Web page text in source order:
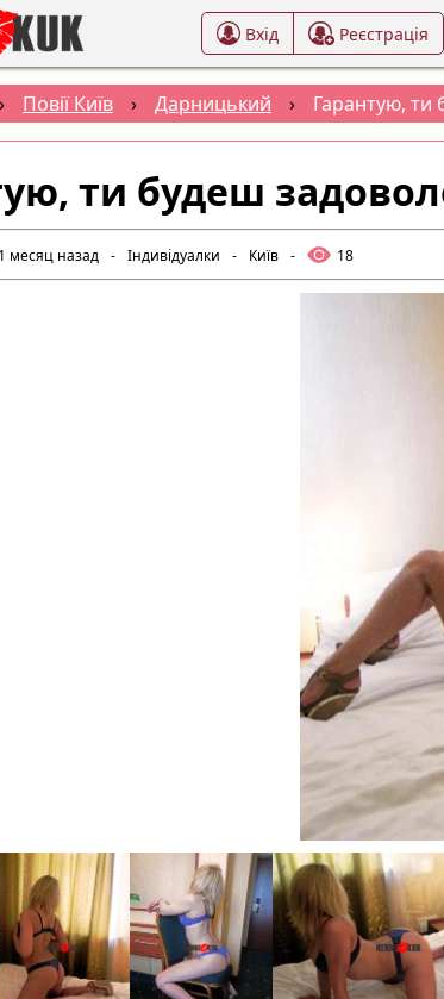
Вхід Реєстрація
› Повії Київ › Дарницький › Гарантую, ти
ти будеш
1 месяц назад - Індивідуалки - Київ - 18